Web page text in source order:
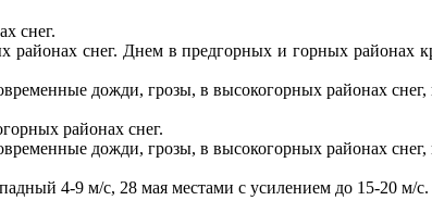
снег.
снег. Днем в предгорных и горных районах
дожди, грозы, в высокогорных районах снег,
районах снег.
дожди, грозы, в высокогорных районах снег,
4-9 м/с, 28 мая местами с усилением до 15-20 м/с.